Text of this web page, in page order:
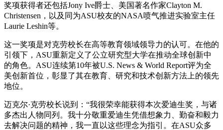
奖项获得者还包括Jony Ive爵士、美国著名作家Clayton M.
Christensen，以及同为ASU校友的NASA喷气推进实验室主任
Laurie Leshin等。
这一奖项是对克劳校长在高等教育领域领导力的认可。在他的
引领下，ASU重新定义了公立研究型大学在推动全球创新中
的角色。ASU连续第10年被U.S. News & World Report评为全
美创新首位，彰显了其在教育、研究和技术创新方法上的领先
地位。
迈克尔·克劳校长说到：“我很荣幸能获得本次爱迪生奖，与诸
多杰出人物同列。我十分敬重爱迪生凭借想象力、勤奋和毅力
去解决问题的精神，我一直以这些理念为指引。在ASU众多